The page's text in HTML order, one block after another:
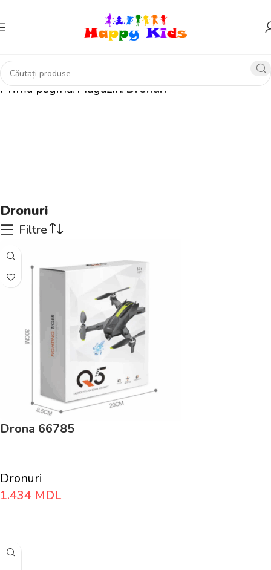
Prima pagină Magazin Dronuri
Dronuri
Filtre
Drona 66785
Dronuri
1.434 MDL